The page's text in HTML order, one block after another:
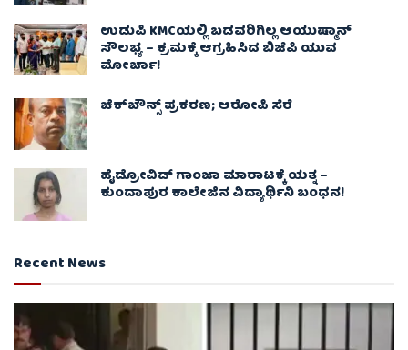
ಉಡುಪಿ KMCಯಲ್ಲಿ ಬಡವರಿಗಿಲ್ಲ ಆಯುಷ್ಮಾನ್
ಸೌಲಭ್ಯ – ಕ್ರಮಕ್ಕೆ ಆಗ್ರಹಿಸಿದ ಬಿಜೆಪಿ ಯುವ
ಮೋರ್ಚಾ!
ಚೆಕ್​ಬೌನ್ಸ್​ ಪ್ರಕರಣ; ಆರೋಪಿ ಸೆರೆ
ಹೈಡ್ರೋವಿಡ್ ಗಾಂಜಾ ಮಾರಾಟಕ್ಕೆ ಯತ್ನ –
ಕುಂದಾಪುರ ಕಾಲೇಜಿನ ವಿದ್ಯಾರ್ಥಿನಿ ಬಂಧನ!
Recent News